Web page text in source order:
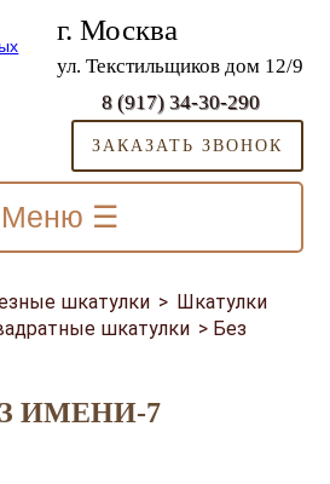
г. Москва
ул. Текстильщиков дом 12/9
8 (917) 34-30-290
ЗАКАЗАТЬ ЗВОНОК
Меню ☰
шкатулки > Шкатулки
шкатулки > Без
ИМЕНИ-7